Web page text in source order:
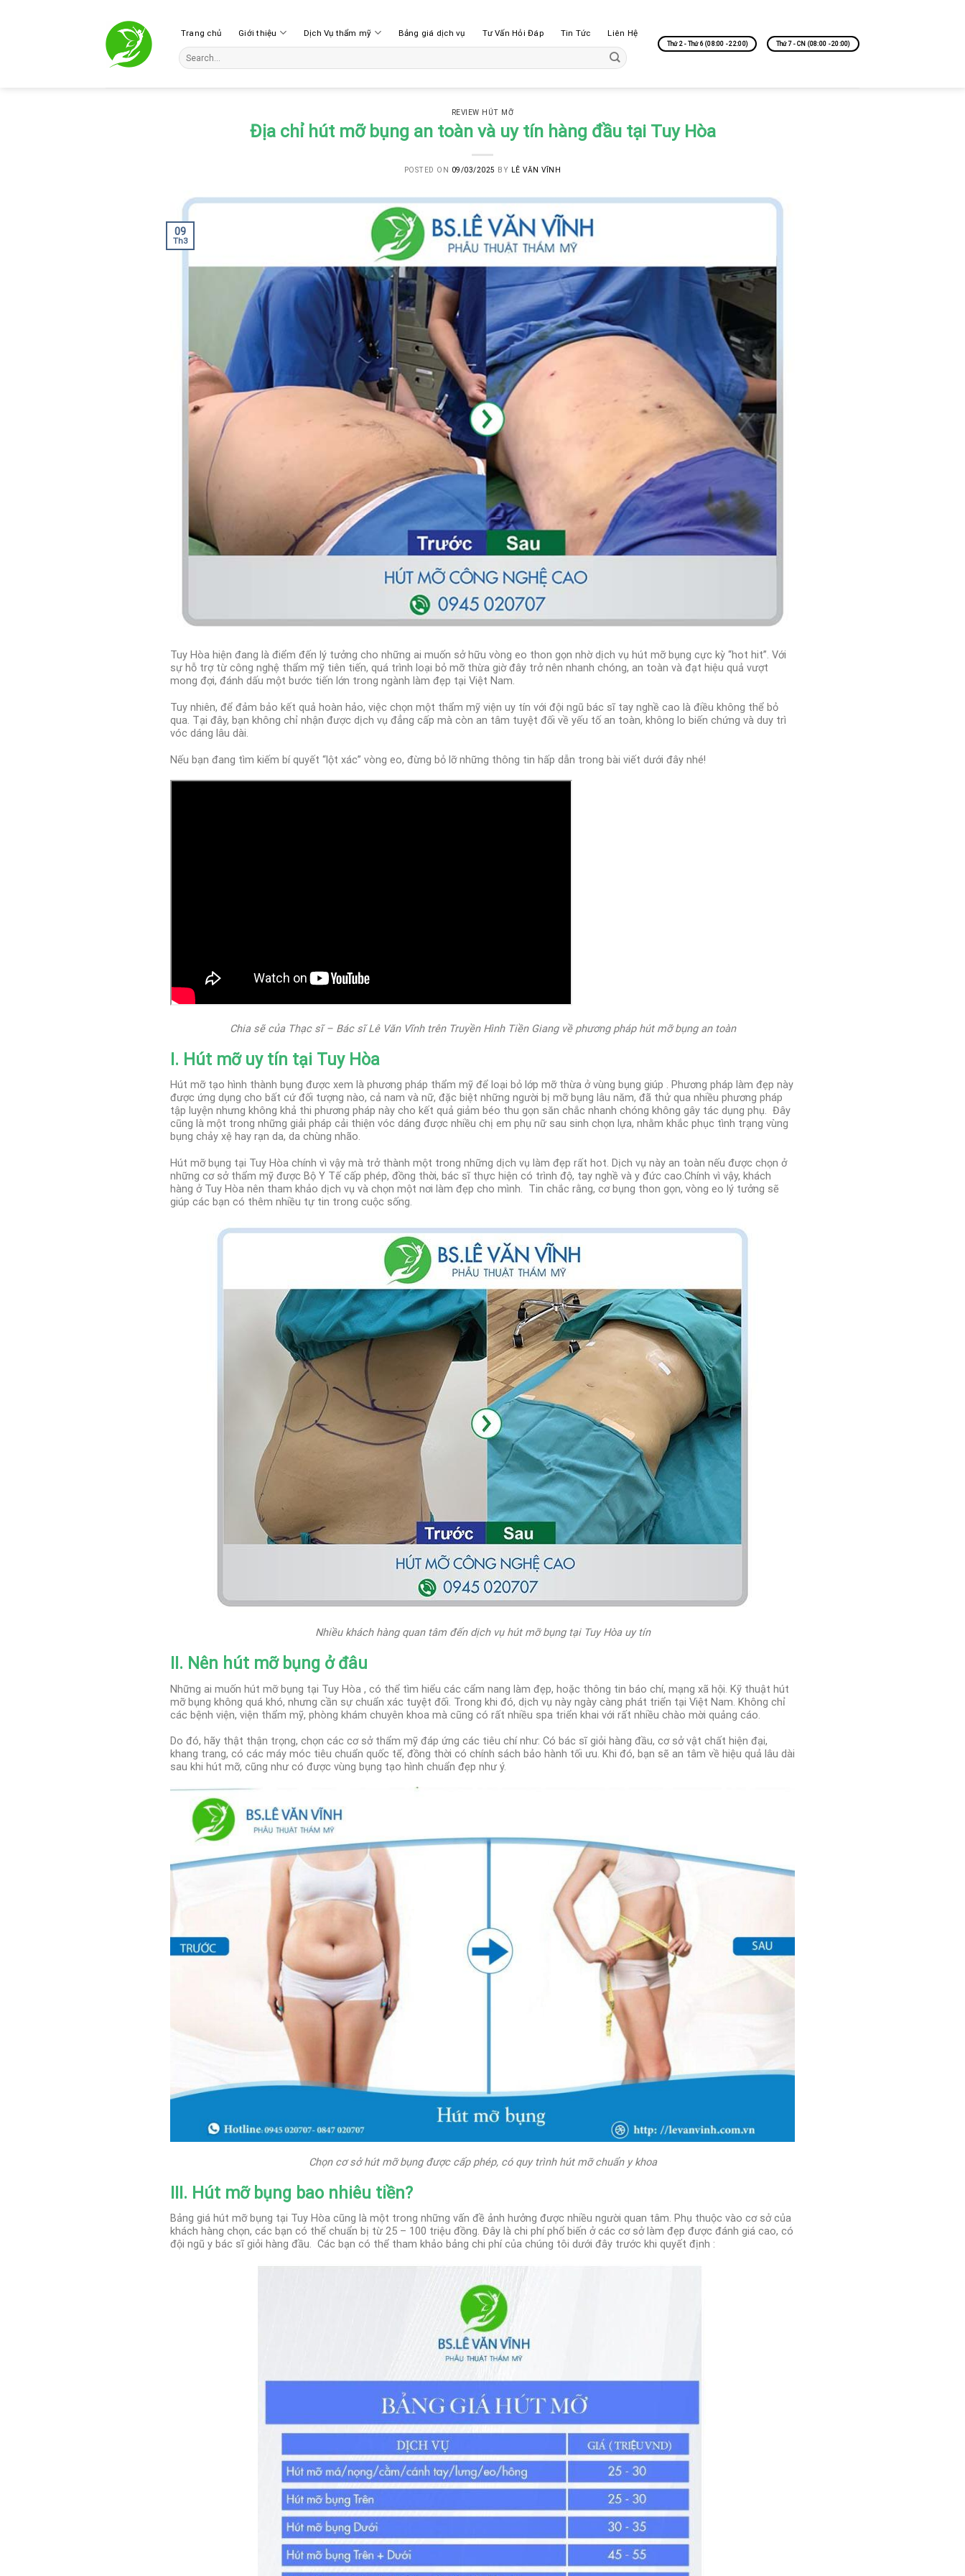
Trang chủ Giới thiệu Dịch Vụ thẩm mỹ Bảng giá dịch vụ Tư Vấn Hỏi Đáp Tin Tức Liên Hệ
Thứ 2 - Thứ 6 (08:00 - 22:00) Thứ 7 - CN (08:00 - 20:00)
REVIEW HÚT MỠ
Địa chỉ hút mỡ bụng an toàn và uy tín hàng đầu tại Tuy Hòa
POSTED ON 09/03/2025 BY LÊ VĂN VĨNH
09
Th3
Tuy Hòa hiện đang là điểm đến lý tưởng cho những ai muốn sở hữu vòng eo thon gọn nhờ dịch vụ hút mỡ bụng cực kỳ “hot hit”. Với
sự hỗ trợ từ công nghệ thẩm mỹ tiên tiến, quá trình loại bỏ mỡ thừa giờ đây trở nên nhanh chóng, an toàn và đạt hiệu quả vượt
mong đợi, đánh dấu một bước tiến lớn trong ngành làm đẹp tại Việt Nam.
Tuy nhiên, để đảm bảo kết quả hoàn hảo, việc chọn một thẩm mỹ viện uy tín với đội ngũ bác sĩ tay nghề cao là điều không thể bỏ
qua. Tại đây, bạn không chỉ nhận được dịch vụ đẳng cấp mà còn an tâm tuyệt đối về yếu tố an toàn, không lo biến chứng và duy trì
vóc dáng lâu dài.
Nếu bạn đang tìm kiếm bí quyết “lột xác” vòng eo, đừng bỏ lỡ những thông tin hấp dẫn trong bài viết dưới đây nhé!
Chia sẽ của Thạc sĩ – Bác sĩ Lê Văn Vĩnh trên Truyền Hình Tiền Giang về phương pháp hút mỡ bụng an toàn
I. Hút mỡ uy tín tại Tuy Hòa
Hút mỡ tạo hình thành bụng được xem là phương pháp thẩm mỹ để loại bỏ lớp mỡ thừa ở vùng bụng giúp . Phương pháp làm đẹp này
được ứng dụng cho bất cứ đối tượng nào, cả nam và nữ, đặc biệt những người bị mỡ bụng lâu năm, đã thử qua nhiều phương pháp
tập luyện nhưng không khả thi phương pháp này cho kết quả giảm béo thu gọn săn chắc nhanh chóng không gây tác dụng phụ. Đây
cũng là một trong những giải pháp cải thiện vóc dáng được nhiều chị em phụ nữ sau sinh chọn lựa, nhằm khắc phục tình trạng vùng
bụng chảy xệ hay rạn da, da chùng nhão.
Hút mỡ bụng tại Tuy Hòa chính vì vậy mà trở thành một trong những dịch vụ làm đẹp rất hot. Dịch vụ này an toàn nếu được chọn ở
những cơ sở thẩm mỹ được Bộ Y Tế cấp phép, đồng thời, bác sĩ thực hiện có trình độ, tay nghề và y đức cao.Chính vì vậy, khách
hàng ở Tuy Hòa nên tham khảo dịch vụ và chọn một nơi làm đẹp cho mình. Tin chắc rằng, cơ bụng thon gọn, vòng eo lý tưởng sẽ
giúp các bạn có thêm nhiều tự tin trong cuộc sống.
Nhiều khách hàng quan tâm đến dịch vụ hút mỡ bụng tại Tuy Hòa uy tín
II. Nên hút mỡ bụng ở đâu
Những ai muốn hút mỡ bụng tại Tuy Hòa , có thể tìm hiểu các cẩm nang làm đẹp, hoặc thông tin báo chí, mạng xã hội. Kỹ thuật hút
mỡ bụng không quá khó, nhưng cần sự chuẩn xác tuyệt đối. Trong khi đó, dịch vụ này ngày càng phát triển tại Việt Nam. Không chỉ
các bệnh viện, viện thẩm mỹ, phòng khám chuyên khoa mà cũng có rất nhiều spa triển khai với rất nhiều chào mời quảng cáo.
Do đó, hãy thật thận trọng, chọn các cơ sở thẩm mỹ đáp ứng các tiêu chí như: Có bác sĩ giỏi hàng đầu, cơ sở vật chất hiện đại,
khang trang, có các máy móc tiêu chuẩn quốc tế, đồng thời có chính sách bảo hành tối ưu. Khi đó, bạn sẽ an tâm về hiệu quả lâu dài
sau khi hút mỡ, cũng như có được vùng bụng tạo hình chuẩn đẹp như ý.
Chọn cơ sở hút mỡ bụng được cấp phép, có quy trình hút mỡ chuẩn y khoa
III. Hút mỡ bụng bao nhiêu tiền?
Bảng giá hút mỡ bụng tại Tuy Hòa cũng là một trong những vấn đề ảnh hưởng được nhiều người quan tâm. Phụ thuộc vào cơ sở của
khách hàng chọn, các bạn có thể chuẩn bị từ 25 – 100 triệu đồng. Đây là chi phí phổ biến ở các cơ sở làm đẹp được đánh giá cao, có
đội ngũ y bác sĩ giỏi hàng đầu. Các bạn có thể tham khảo bảng chi phí của chúng tôi dưới đây trước khi quyết định :